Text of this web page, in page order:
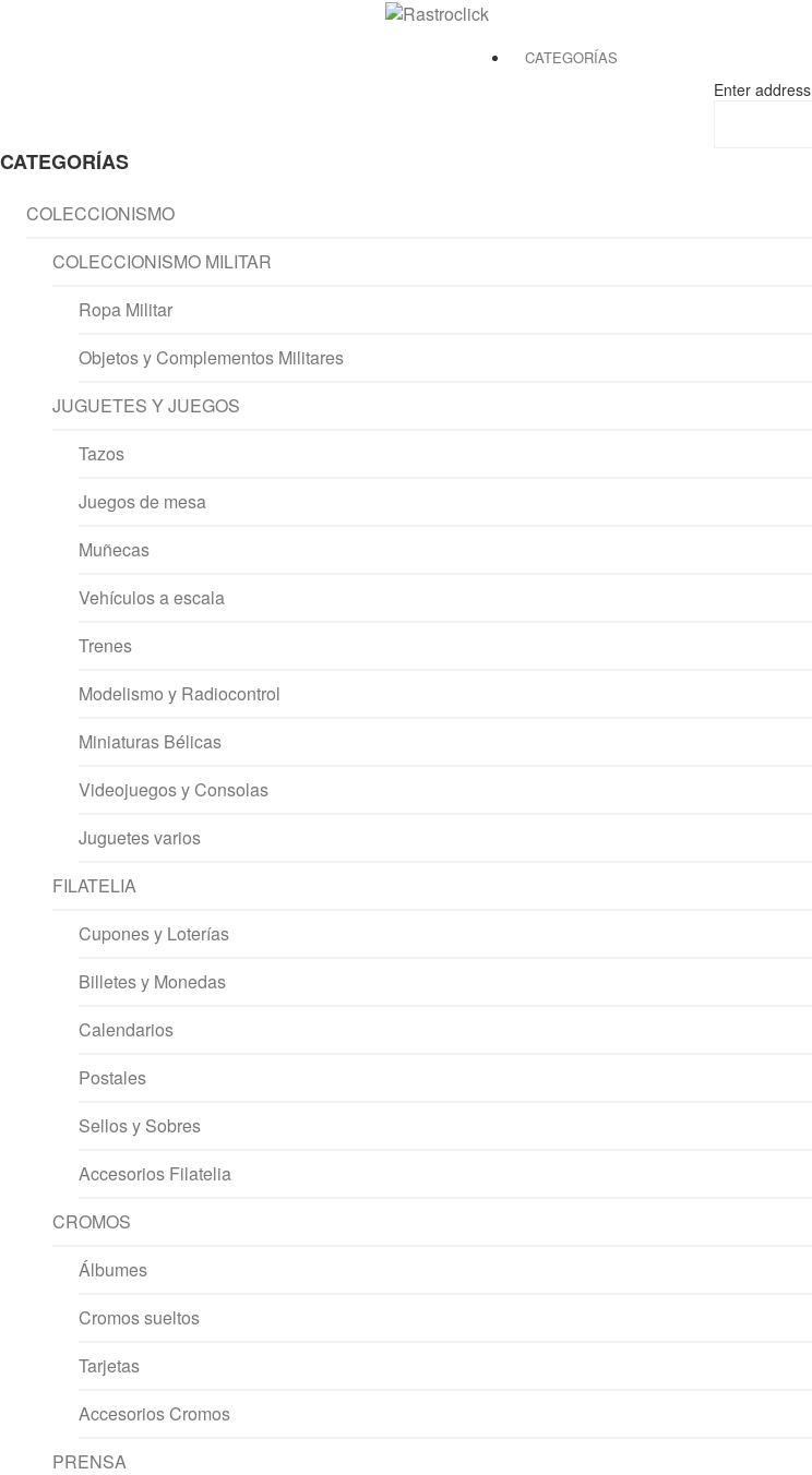
CATEGORÍAS
Enter address
CATEGORÍAS
COLECCIONISMO
COLECCIONISMO MILITAR
Ropa Militar
Objetos y Complementos Militares
JUGUETES Y JUEGOS
Tazos
Juegos de mesa
Muñecas
Vehículos a escala
Trenes
Modelismo y Radiocontrol
Miniaturas Bélicas
Videojuegos y Consolas
Juguetes varios
FILATELIA
Cupones y Loterías
Billetes y Monedas
Calendarios
Postales
Sellos y Sobres
Accesorios Filatelia
CROMOS
Álbumes
Cromos sueltos
Tarjetas
Accesorios Cromos
PRENSA